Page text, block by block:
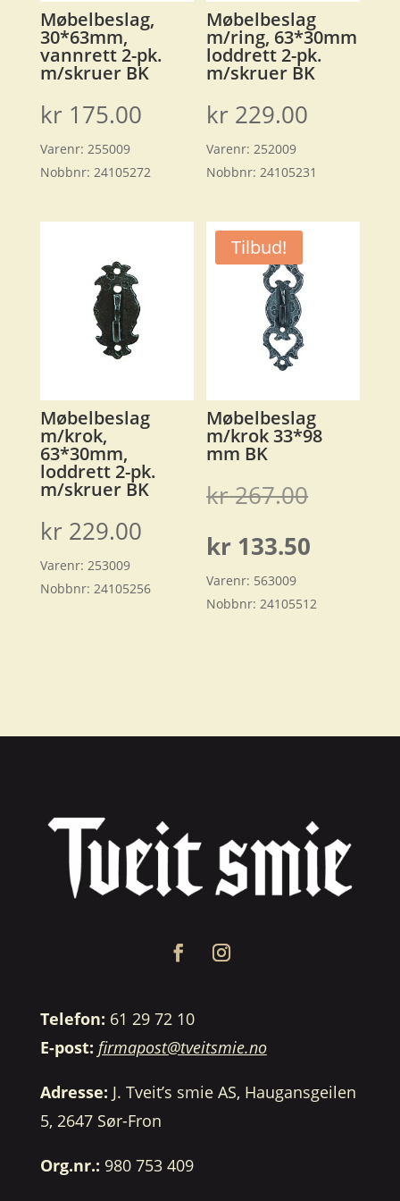
Møbelbeslag,
30*63mm,
vannrett 2-pk.
m/skruer BK
kr 175.00
Varenr: 255009
Nobbnr: 24105272
Møbelbeslag
m/ring, 63*30mm
loddrett 2-pk.
m/skruer BK
kr 229.00
Varenr:252009
Nobbnr:24105231
Møbelbeslag
m/krok,
63*30mm,
loddrett 2-pk.
m/skruer BK
kr 229.00
Varenr: 253009
Nobbnr: 24105256
Tilbud!
Møbelbeslag
m/krok 33*98
mm BK
kr267.00
pris
kr 133.50
pris
Varenr: 563009
Nobbnr: 24105512
Telefon: 61 29 72 10
E-post: firmapost@tveitsmie.no
Adresse: J. Tveit’s smie AS, Haugansgeilen
5, 2647 Sør-Fron
Org.nr.: 980 753 409